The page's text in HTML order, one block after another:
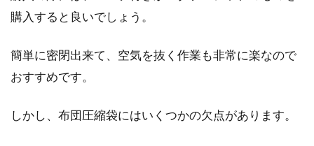
ドは必要？後付けも可能？
ベッドを購入する時は、どのようなことを意識
しているでしょうか。サイズやマットレスの硬
購入すると良いでしょう。
簡単に密閉出来て、空気を抜く作業も非常に楽なので
おすすめです。
しかし、布団圧縮袋にはいくつかの欠点があります。